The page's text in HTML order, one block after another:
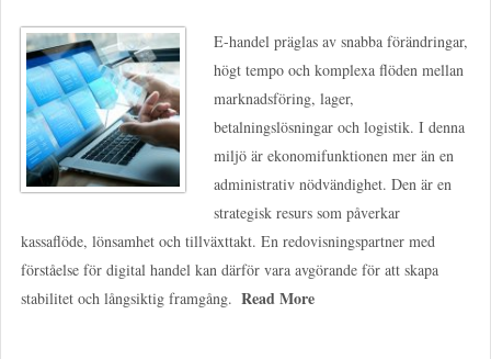
E-handel präglas av snabba förändringar,
högt tempo och komplexa flöden mellan
marknadsföring, lager,
betalningslösningar och logistik. I denna
miljö är ekonomifunktionen mer än en
administrativ nödvändighet. Den är en
strategisk resurs som påverkar
kassaflöde, lönsamhet och tillväxttakt. En redovisningspartner med
förståelse för digital handel kan därför vara avgörande för att skapa
stabilitet och långsiktig framgång. Read More